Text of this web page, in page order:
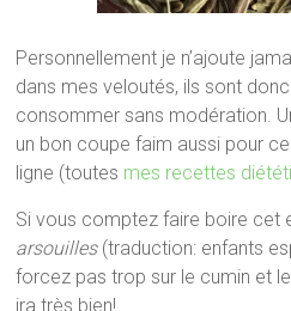
Personnellement je n’ajoute
dans mes veloutés, ils sont
consommer sans modération.
un bon coupe faim aussi pour
ligne (toutes mes recettes
Si vous comptez faire boire cet
arsouilles (traduction: enfants
forcez pas trop sur le cumin et
ira très bien!